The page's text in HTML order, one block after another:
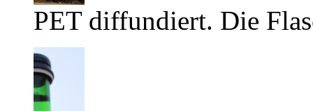
PET diffundiert. Die